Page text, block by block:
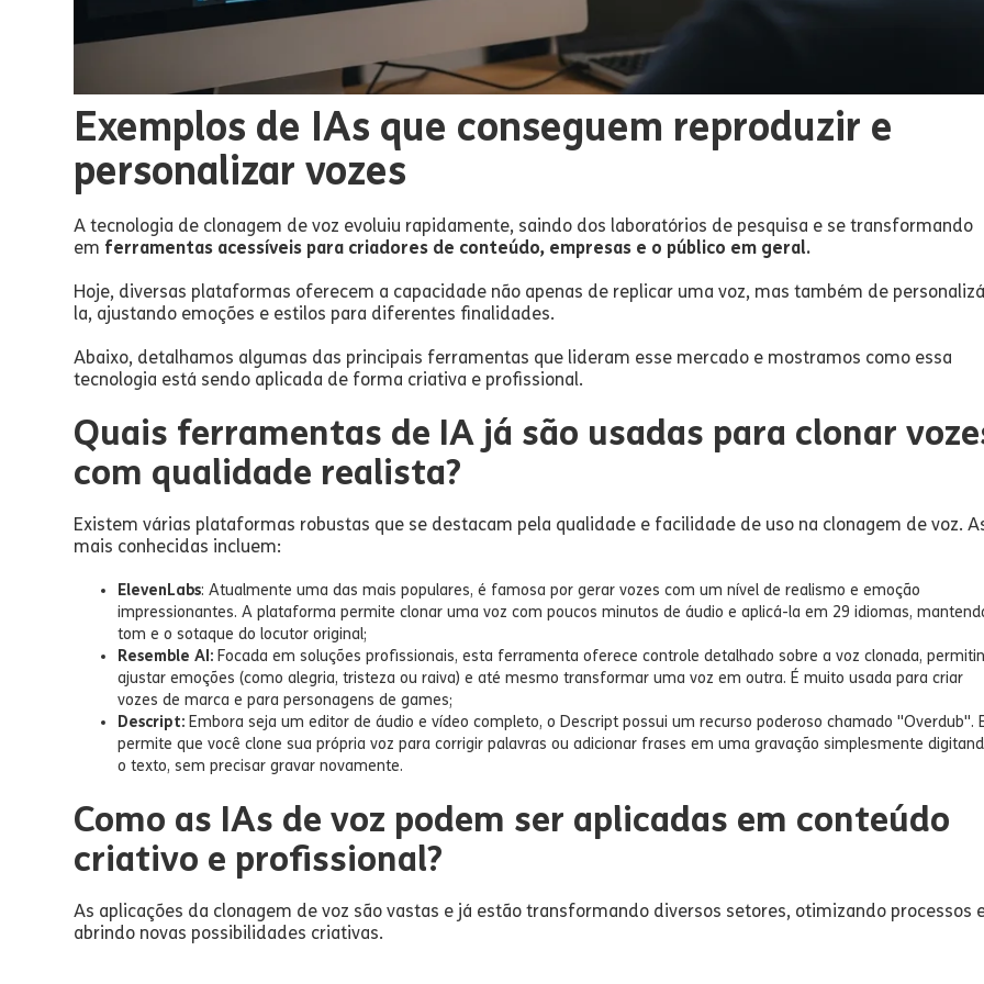
Exemplos de IAs que conseguem reproduzir e
personalizar vozes
A tecnologia de clonagem de voz evoluiu rapidamente, saindo dos laboratórios de pesquisa e se transformando
em ferramentas acessíveis para criadores de conteúdo, empresas e o público em geral.
Hoje, diversas plataformas oferecem a capacidade não apenas de replicar uma voz, mas também de
la, ajustando emoções e estilos para diferentes finalidades.
Abaixo, detalhamos algumas das principais ferramentas que lideram esse mercado e mostramos como essa
tecnologia está sendo aplicada de forma criativa e profissional.
Quais ferramentas de IA já são usadas para clonar
com qualidade realista?
Existem várias plataformas robustas que se destacam pela qualidade e facilidade de uso na clonagem de voz.
mais conhecidas incluem:
ElevenLabs: Atualmente uma das mais populares, é famosa por gerar vozes com um nível de realismo e emoção
impressionantes. A plataforma permite clonar uma voz com poucos minutos de áudio e aplicá-la em 29 idiomas,
tom e o sotaque do locutor original;
Resemble AI: Focada em soluções profissionais, esta ferramenta oferece controle detalhado sobre a voz clonada,
ajustar emoções (como alegria, tristeza ou raiva) e até mesmo transformar uma voz em outra. É muito usada para criar
vozes de marca e para personagens de games;
Descript: Embora seja um editor de áudio e vídeo completo, o Descript possui um recurso poderoso chamado "Overdub".
permite que você clone sua própria voz para corrigir palavras ou adicionar frases em uma gravação simplesmente
o texto, sem precisar gravar novamente.
Como as IAs de voz podem ser aplicadas em conteúdo
criativo e profissional?
As aplicações da clonagem de voz são vastas e já estão transformando diversos setores, otimizando processos
abrindo novas possibilidades criativas.